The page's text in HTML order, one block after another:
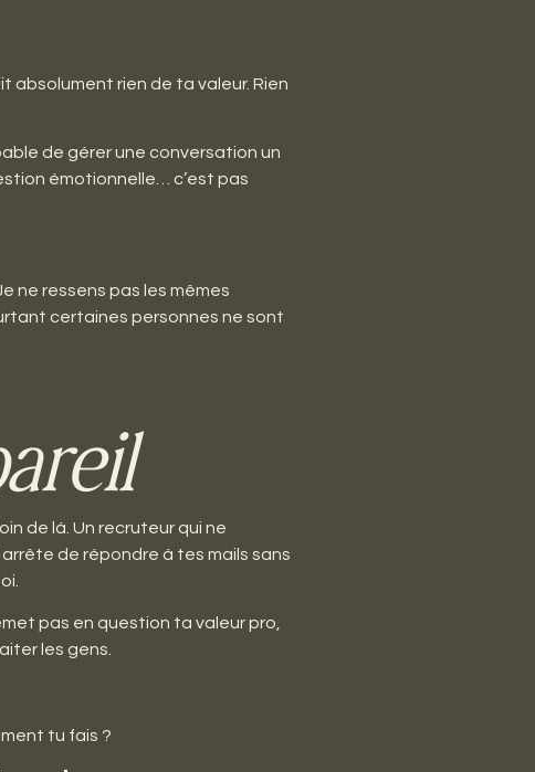
absolument rien de ta valeur. Rien
de gérer une conversation un
émotionnelle… c’est pas
ne ressens pas les mêmes
certaines personnes ne sont
de là. Un recruteur qui ne
de répondre à tes mails sans
pas en question ta valeur pro,
les gens.
tu fais ?